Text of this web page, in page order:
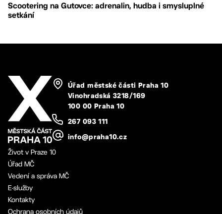
Scootering na Gutovce: adrenalin, hudba i smysluplné
setkání
Úřad městské části Praha 10
Vinohradská 3218/169
100 00 Praha 10
267 093 111
info@praha10.cz
Život v Praze 10
Úřad MČ
Vedení a správa MČ
E-služby
Kontakty
Ochrana osobních údajů